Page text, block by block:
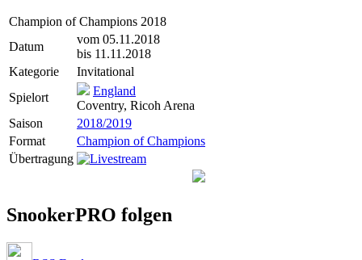
Champion of Champions 2018
Datum
vom 05.11.2018
bis 11.11.2018
Kategorie
Invitational
Spielort
England
Coventry, Ricoh Arena
Saison
2018/2019
Format
Champion of Champions
Übertragung
SnookerPRO folgen